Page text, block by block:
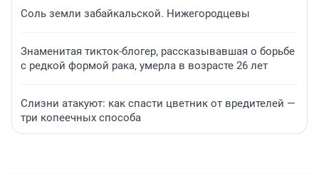
Соль земли забайкальской. Нижегородцевы
Знаменитая тикток-блогер, рассказывавшая о борьбе
с редкой формой рака, умерла в возрасте 26 лет
Слизни атакуют: как спасти цветник от вредителей —
три копеечных способа